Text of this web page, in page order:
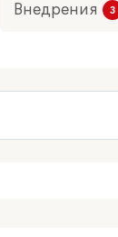
Внедрения